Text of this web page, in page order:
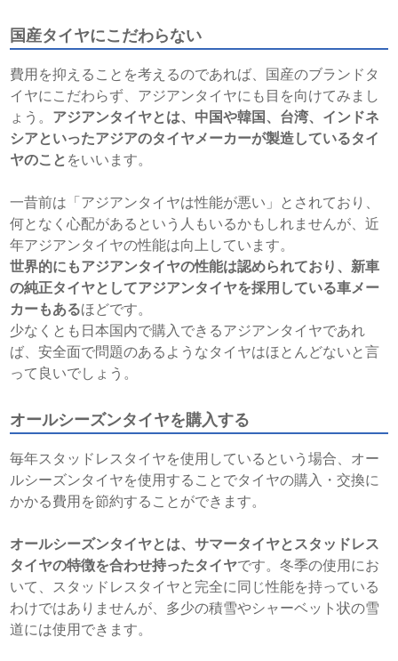
国産タイヤにこだわらない
費用を抑えることを考えるのであれば、国産のブランドタ
イヤにこだわらず、アジアンタイヤにも目を向けてみまし
ょう。 アジアンタイヤとは、中国や韓国、台湾、インドネ
シアといったアジアのタイヤメーカーが製造しているタイ
ヤのこと をいいます。
一昔前は「アジアンタイヤは性能が悪い」とされており、
何となく心配があるという人もいるかもしれませんが、近
年アジアンタイヤの性能は向上しています。
世界的にもアジアンタイヤの性能は認められており、新車
の純正タイヤとしてアジアンタイヤを採用している車メー
カーもあるほどです。
少なくとも日本国内で購入できるアジアンタイヤであれ
ば、安全面で問題のあるようなタイヤはほとんどないと言
って良いでしょう。
オールシーズンタイヤを購入する
毎年スタッドレスタイヤを使用しているという場合、オー
ルシーズンタイヤを使用することでタイヤの購入・交換に
かかる費用を節約することができます。
オールシーズンタイヤとは、サマータイヤとスタッドレス
タイヤの特徴を合わせ持ったタイヤです。冬季の使用にお
いて、スタッドレスタイヤと完全に同じ性能を持っている
わけではありませんが、多少の積雪やシャーベット状の雪
道には使用できます。